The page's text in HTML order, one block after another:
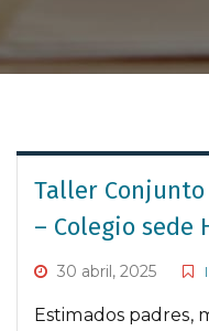
Taller
– Colegio sede
30 abril, 2025
Estimados padres,